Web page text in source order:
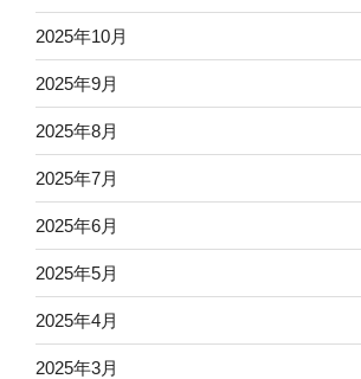
2025年10月
2025年9月
2025年8月
2025年7月
2025年6月
2025年5月
2025年4月
2025年3月